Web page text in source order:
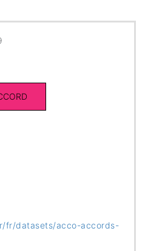
fr/datasets/acco-accords-